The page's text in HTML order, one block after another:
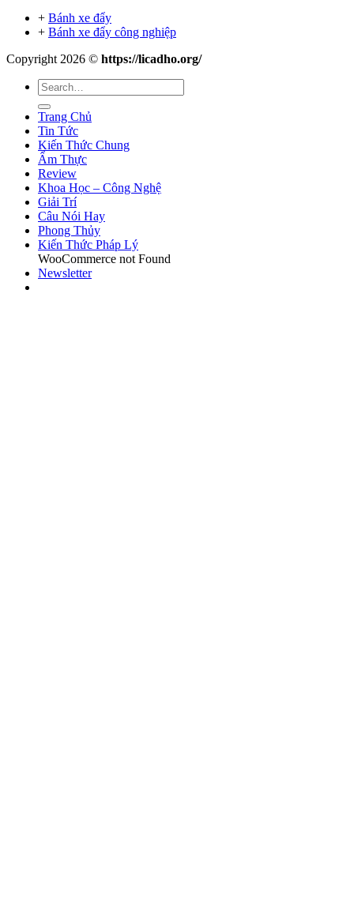
+ Bánh xe đẩy
+ Bánh xe đẩy công nghiệp
Copyright 2026 © https://licadho.org/
Trang Chủ
Tin Tức
Kiến Thức Chung
Ẩm Thực
Review
Khoa Học – Công Nghệ
Giải Trí
Câu Nói Hay
Phong Thủy
Kiến Thức Pháp Lý
WooCommerce not Found
Newsletter